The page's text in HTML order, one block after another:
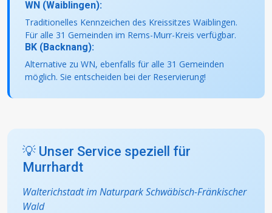
WN (Waiblingen):
Traditionelles Kennzeichen des Kreissitzes Waiblingen.
Für alle 31 Gemeinden im Rems-Murr-Kreis verfügbar.
BK (Backnang):
Alternative zu WN, ebenfalls für alle 31 Gemeinden
möglich. Sie entscheiden bei der Reservierung!
💡 Unser Service speziell für
Murrhardt
Walterichstadt im Naturpark Schwäbisch-Fränkischer
Wald